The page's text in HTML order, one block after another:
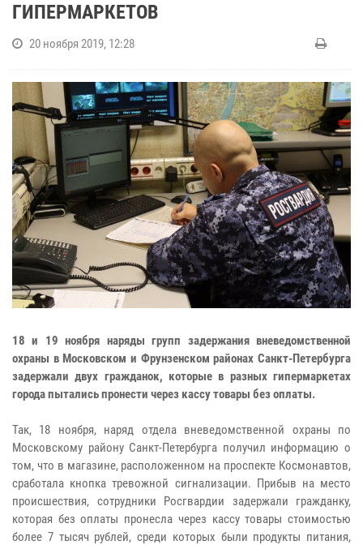
ГИПЕРМАРКЕТОВ
20 ноября 2019, 12:28
18 и 19 ноября наряды групп задержания вневедомственной
охраны в Московском и Фрунзенском районах Санкт-Петербурга
задержали двух гражданок, которые в разных гипермаркетах
города пытались пронести через кассу товары без оплаты.
Так, 18 ноября, наряд отдела вневедомственной охраны по
Московскому району Санкт-Петербурга получил информацию о
том, что в магазине, расположенном на проспекте Космонавтов,
сработала кнопка тревожной сигнализации. Прибыв на место
происшествия, сотрудники Росгвардии задержали гражданку,
которая без оплаты пронесла через кассу товары стоимостью
более 7 тысяч рублей, среди которых были продукты питания,